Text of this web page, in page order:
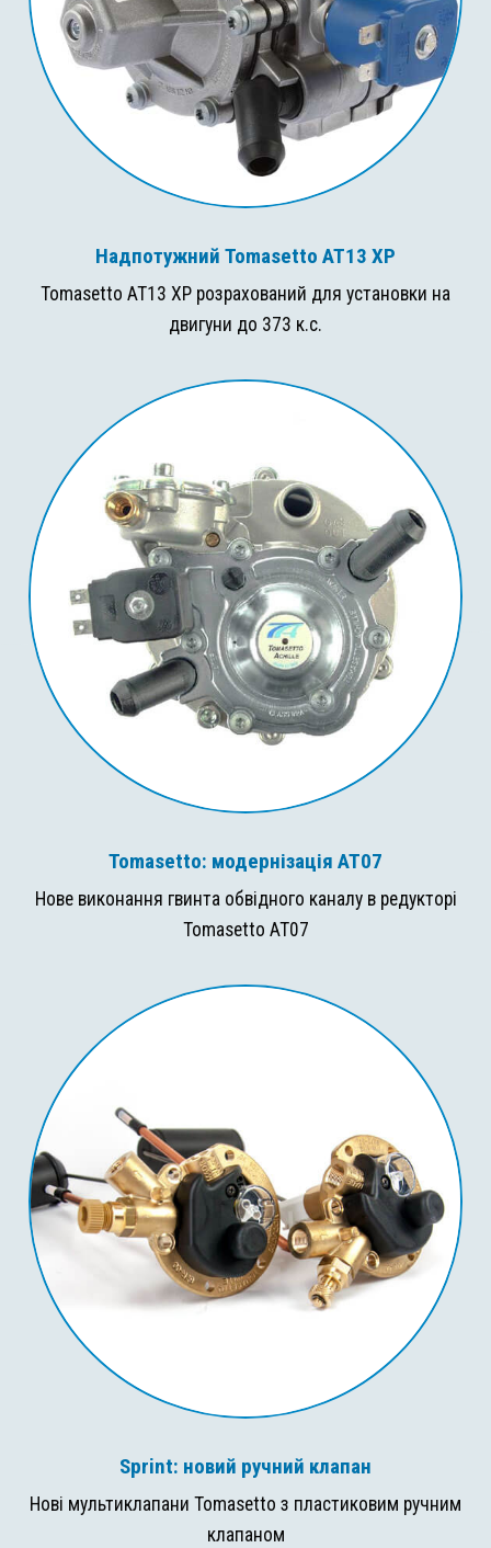
Надпотужний Tomasetto AT13 XP
Tomasetto AT13 XP розрахований для установки на
двигуни до 373 к.с.
Tomasetto: модернізація AT07
Нове виконання гвинта обвідного каналу в редукторі
Tomasetto AT07
Sprint: новий ручний клапан
Нові мультиклапани Tomasetto з пластиковим ручним
клапаном